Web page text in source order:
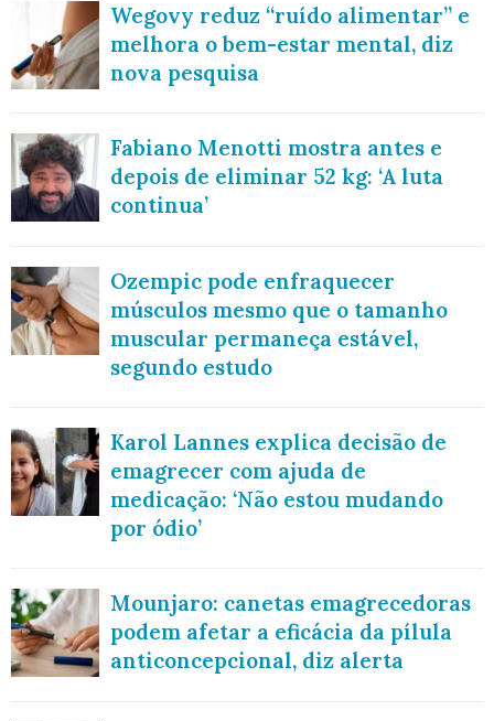
Wegovy reduz “ruído alimentar” e
melhora o bem-estar mental, diz
nova pesquisa
Fabiano Menotti mostra antes e
depois de eliminar 52 kg: ‘A luta
continua’
Ozempic pode enfraquecer
músculos mesmo que o tamanho
muscular permaneça estável,
segundo estudo
Karol Lannes explica decisão de
emagrecer com ajuda de
medicação: ‘Não estou mudando
por ódio’
Mounjaro: canetas emagrecedoras
podem afetar a eficácia da pílula
anticoncepcional, diz alerta